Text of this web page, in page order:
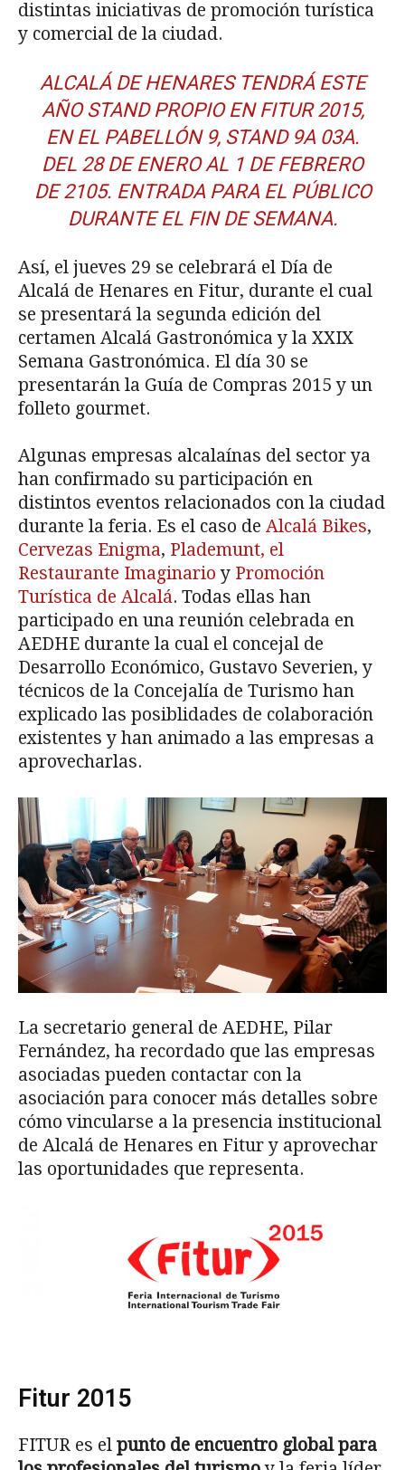
distintas iniciativas de promoción turística
y comercial de la ciudad.
ALCALÁ DE HENARES TENDRÁ ESTE
AÑO STAND PROPIO EN FITUR 2015,
EN EL PABELLÓN 9, STAND 9A 03A.
DEL 28 DE ENERO AL 1 DE FEBRERO
DE 2105. ENTRADA PARA EL PÚBLICO
DURANTE EL FIN DE SEMANA.
Así, el jueves 29 se celebrará el Día de
Alcalá de Henares en Fitur, durante el cual
se presentará la segunda edición del
certamen Alcalá Gastronómica y la XXIX
Semana Gastronómica. El día 30 se
presentarán la Guía de Compras 2015 y un
folleto gourmet.
Algunas empresas alcalaínas del sector ya
han confirmado su participación en
distintos eventos relacionados con la ciudad
durante la feria. Es el caso de Alcalá Bikes,
Cervezas Enigma, Plademunt, el
Restaurante Imaginario y Promoción
Turística de Alcalá. Todas ellas han
participado en una reunión celebrada en
AEDHE durante la cual el concejal de
Desarrollo Económico, Gustavo Severien, y
técnicos de la Concejalía de Turismo han
explicado las posiblidades de colaboración
existentes y han animado a las empresas a
aprovecharlas.
La secretario general de AEDHE, Pilar
Fernández, ha recordado que las empresas
asociadas pueden contactar con la
asociación para conocer más detalles sobre
cómo vincularse a la presencia institucional
de Alcalá de Henares en Fitur y aprovechar
las oportunidades que representa.
Fitur 2015
FITUR es el punto de encuentro global para